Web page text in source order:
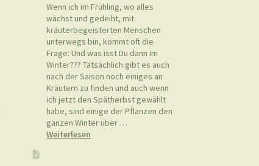
Wenn ich im Frühling, wo alles
wächst und gedeiht, mit
kräuterbegeisterten Menschen
unterwegs bin, kommt oft die
Frage: Und was isst Du dann im
Winter??? Tatsächlich gibt es auch
nach der Saison noch einiges an
Kräutern zu finden und auch wenn
ich jetzt den Spätherbst gewählt
habe, sind einige der Pflanzen den
ganzen Winter über …
Weiterlesen